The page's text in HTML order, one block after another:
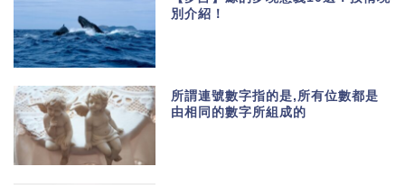
別介紹！
所謂連號數字指的是,所有位數都是
由相同的數字所組成的